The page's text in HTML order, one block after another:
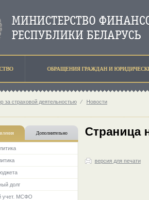
ОБРАЩЕНИЯ ГРАЖДАН И
за страховой деятельностью ⁄ Новости
Дополнительно
долг
учет. МСФО
Страница
версия для печати